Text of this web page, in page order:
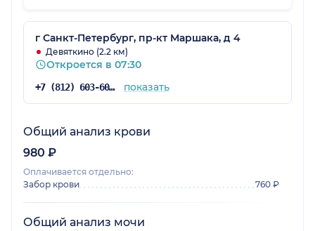
г Санкт-Петербург, пр-кт Маршака, д 4
Девяткино (2.2 км)
Откроется в 07:30
+7 (812) 603-60-42 показать
Общий анализ крови
980 ₽
Оплачивается отдельно:
Забор крови
760 ₽
Общий анализ мочи